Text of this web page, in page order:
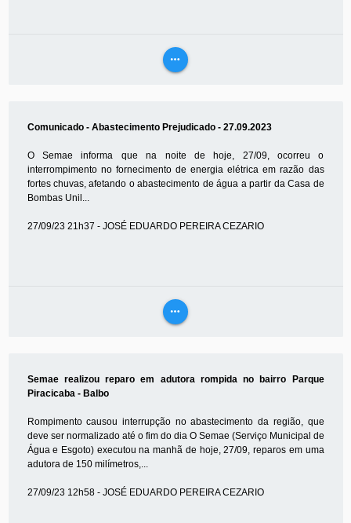
more_horiz
Comunicado - Abastecimento Prejudicado - 27.09.2023
O Semae informa que na noite de hoje, 27/09, ocorreu o
interrompimento no fornecimento de energia elétrica em razão das
fortes chuvas, afetando o abastecimento de água a partir da Casa de
Bombas Unil...
27/09/23 21h37 - JOSÉ EDUARDO PEREIRA CEZARIO
more_horiz
Semae realizou reparo em adutora rompida no bairro Parque
Piracicaba - Balbo
Rompimento causou interrupção no abastecimento da região, que
deve ser normalizado até o fim do dia O Semae (Serviço Municipal de
Água e Esgoto) executou na manhã de hoje, 27/09, reparos em uma
adutora de 150 milímetros,...
27/09/23 12h58 - JOSÉ EDUARDO PEREIRA CEZARIO